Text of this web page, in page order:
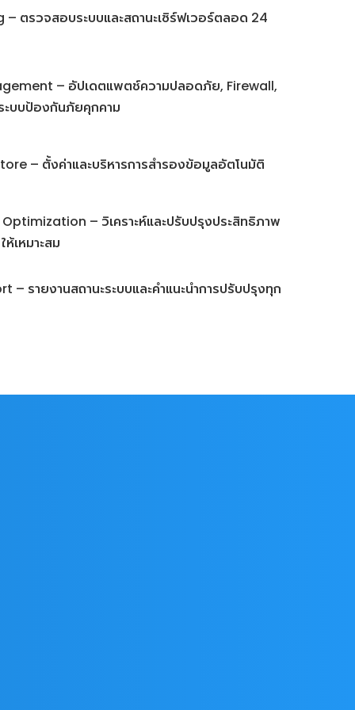
ตรวจสอบระบบและสถานะเซิร์ฟเวอร์ตลอด 24
– อัปเดตแพตช์ความปลอดภัย, Firewall,
บบป้องกันภัยคุกคาม
– ตั้งค่าและบริหารการสำรองข้อมูลอัตโนมัติ
– วิเคราะห์และปรับปรุงประสิทธิภาพ
เหมาะสม
– รายงานสถานะระบบและคำแนะนำการปรับปรุงทุก